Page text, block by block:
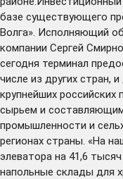
базе существующего
Волга». Исполняющий
компании Сергей
сегодня терминал
числе из других стран,
крупнейших
сырьем и
промышленности и
регионах страны. «На
элеватора на 41,6
напольные склады для